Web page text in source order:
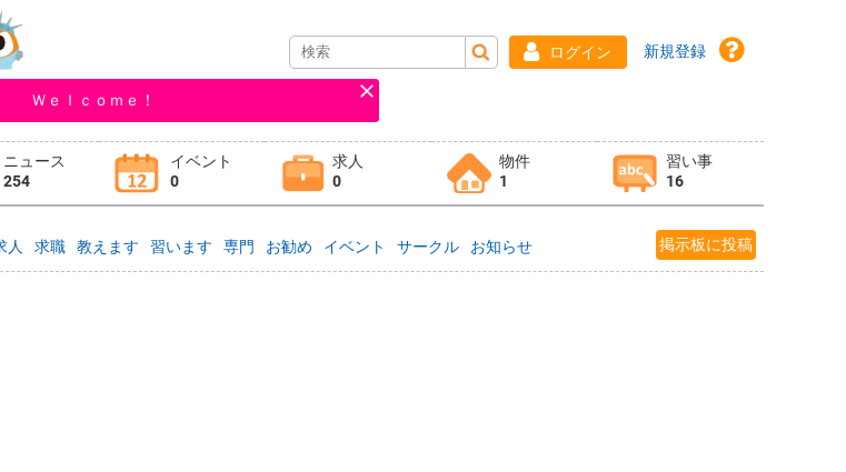
ログイン 新規登録
Ｗｅｌｃｏｍｅ！
ニュース
254
イベント
0
求人
0
物件
1
習い事
16
人 求職 教えます 習います 専門 お勧め イベント サークル お知らせ 掲示板に投稿